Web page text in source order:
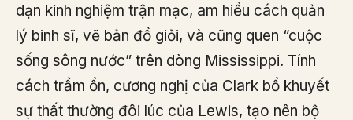
dạn kinh nghiệm trận mạc, am hiểu cách quản
lý binh sĩ, vẽ bản đồ giỏi, và cũng quen “cuộc
sống sông nước” trên dòng Mississippi. Tính
cách trầm ổn, cương nghị của Clark bổ khuyết
sự thất thường đôi lúc của Lewis, tạo nên bộ